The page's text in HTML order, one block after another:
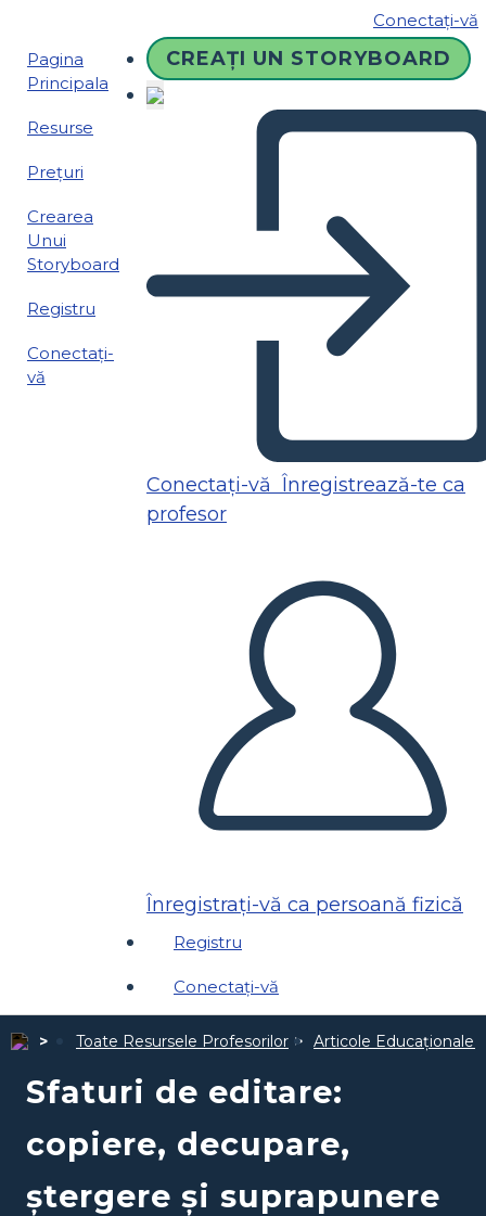
Conectați-vă
Pagina
Principala
Resurse
Prețuri
Crearea
Unui
Storyboard
Registru
Conectați-
vă
CREAȚI UN STORYBOARD
Conectați-vă Înregistrează-te ca
profesor
Înregistrați-vă ca persoană fizică
Registru
Conectați-vă
Toate Resursele Profesorilor Articole Educaționale
Sfaturi de editare:
copiere, decupare,
ștergere și suprapunere